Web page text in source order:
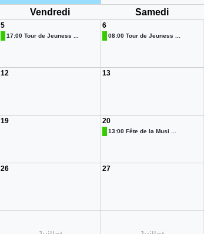
Vendredi Samedi
5
17:00 Tour de Jeuness ...
6
08:00 Tour de Jeuness ...
12 13
19 20
13:00 Fête de la Musi ...
26 27